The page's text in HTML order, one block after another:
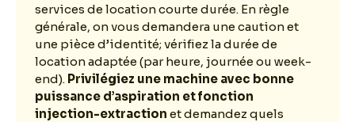
services de location courte durée. En règle
générale, on vous demandera une caution et
une pièce d’identité; vérifiez la durée de
location adaptée (par heure, journée ou week-
end). Privilégiez une machine avec bonne
puissance d’aspiration et fonction
injection-extraction et demandez quels